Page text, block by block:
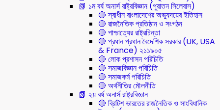
📗 ১ম বর্ষ অনার্স রাষ্ট্রবিজ্ঞান (পুরাতন সিলেবাস)
🔴 স্বাধীন বাংলাদেশের অভ্যুদয়ের ইতিহাস
🔴 রাজনৈতিক প্রতিষ্ঠান ও সংগঠন
🔴 পাশ্চাত্যের রাষ্ট্রচিন্তা
🔴 প্রধান প্রধান বৈদেশিক সরকার (UK, USA
& France) ২১১৯০৫
🔴 লোক প্রশাসন পরিচিতি
🔴 সমাজবিজ্ঞান পরিচিতি
🔴 সমাজকর্ম পরিচিতি
🔴 অর্থনীতির মৌলনীতি
📗 ২য় বর্ষ অনার্স রাষ্ট্রবিজ্ঞান
🔴 ব্রিটিশ ভারতের রাজনৈতিক ও সাংবিধানিক